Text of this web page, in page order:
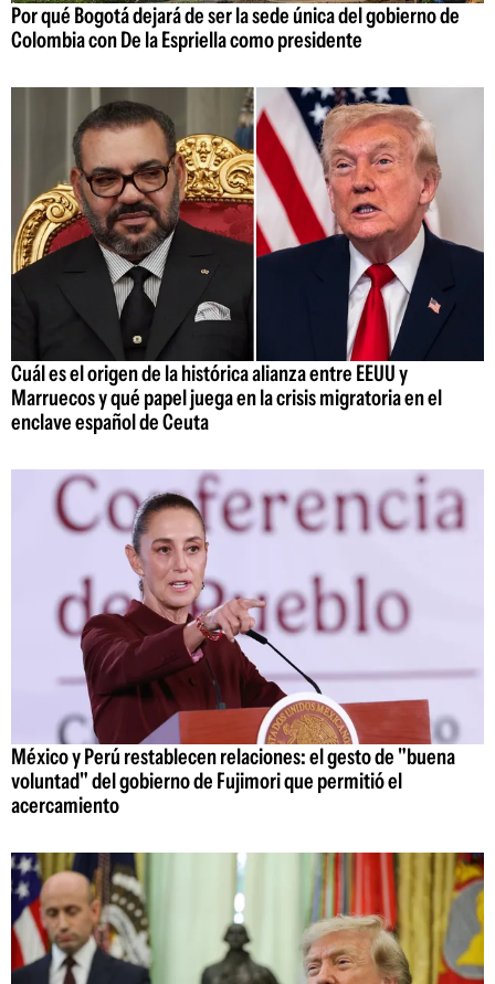
Por qué Bogotá dejará de ser la sede única del gobierno de
Colombia con De la Espriella como presidente
Cuál es el origen de la histórica alianza entre EEUU y
Marruecos y qué papel juega en la crisis migratoria en el
enclave español de Ceuta
México y Perú restablecen relaciones: el gesto de "buena
voluntad" del gobierno de Fujimori que permitió el
acercamiento